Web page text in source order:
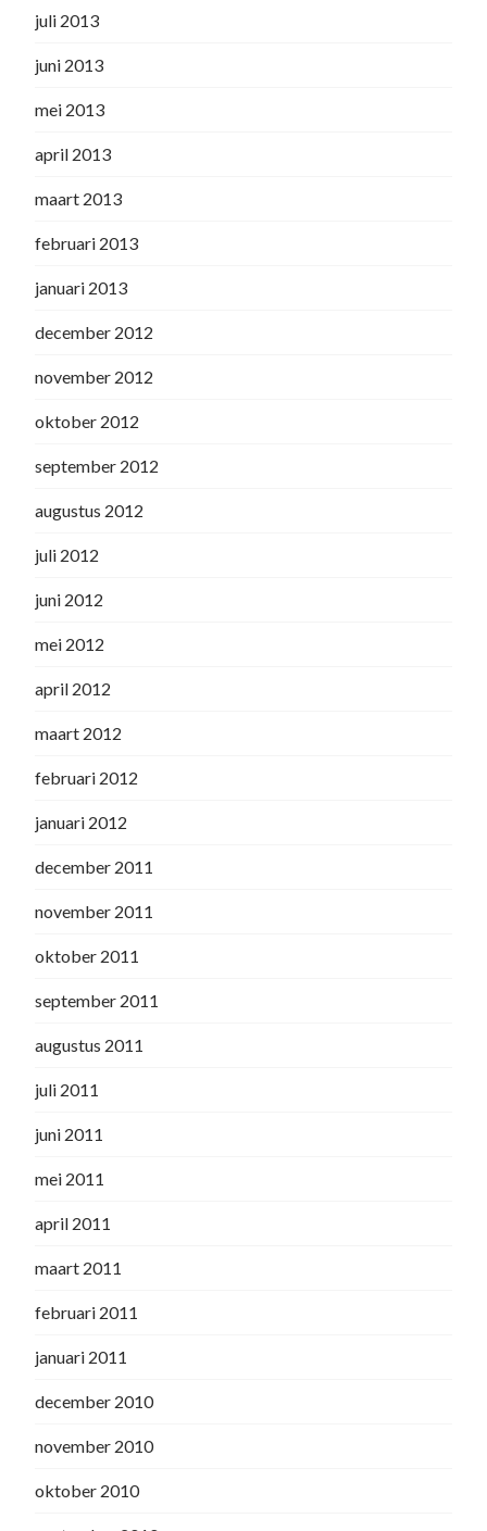
juli 2013
juni 2013
mei 2013
april 2013
maart 2013
februari 2013
januari 2013
december 2012
november 2012
oktober 2012
september 2012
augustus 2012
juli 2012
juni 2012
mei 2012
april 2012
maart 2012
februari 2012
januari 2012
december 2011
november 2011
oktober 2011
september 2011
augustus 2011
juli 2011
juni 2011
mei 2011
april 2011
maart 2011
februari 2011
januari 2011
december 2010
november 2010
oktober 2010